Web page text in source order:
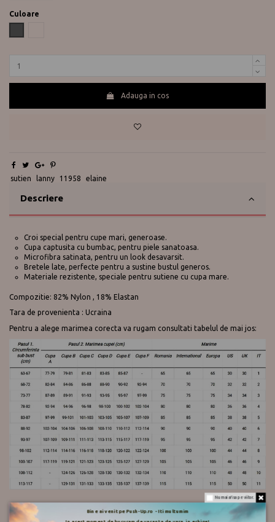
Culoare
Adauga in cos
sutien lanny 11958 elaine
Descriere
Croi special pentru cupe mari, generoase.
Cupa captusita cu bumbac, pentru piele sanatoasa.
Microfibra satinata, pentru un look desavarsit.
Bretele late, perfecte pentru a sustine bustul generos.
Materiale rezistente, speciale pentru sutiene cu cupa mare.
Compozitie: 82% Nylon , 18% Elastan
Tara de provenienta : Ucraina
Pentru a alege marimea corecta va rugam consultati tabelul de mai jos:
Nu mai afisa pe viitor.
Bine ai venit pe Push-Up.ro - Iti multumim